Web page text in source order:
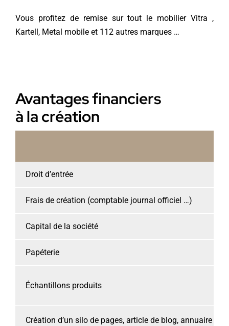
Vous profitez de remise sur tout le mobilier Vitra ,
Kartell, Metal mobile et 112 autres marques …
Avantages financiers
à la création
Droit d’entrée
Frais de création (comptable journal officiel …)
Capital de la société
Papéterie
Échantillons produits
Création d’un silo de pages, article de blog, annuaire en